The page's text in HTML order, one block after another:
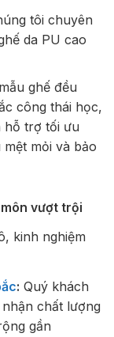
tôi chuyên
da PU cao
ghế đều
công thái học,
hỗ trợ tối ưu
mỏi và bảo
vượt trội
kinh nghiệm
: Quý khách
chất lượng
gần